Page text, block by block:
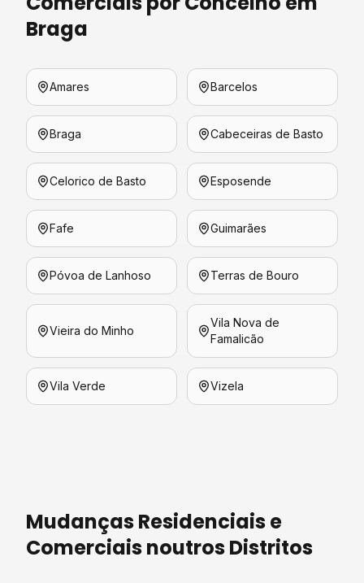
Braga
Amares Barcelos
Braga Cabeceiras de Basto
Celorico de Basto Esposende
Fafe Guimarães
Póvoa de Lanhoso Terras de Bouro
Vieira do Minho
Vila Nova de
Famalicão
Vila Verde Vizela
Mudanças Residenciais e
Comerciais noutros Distritos